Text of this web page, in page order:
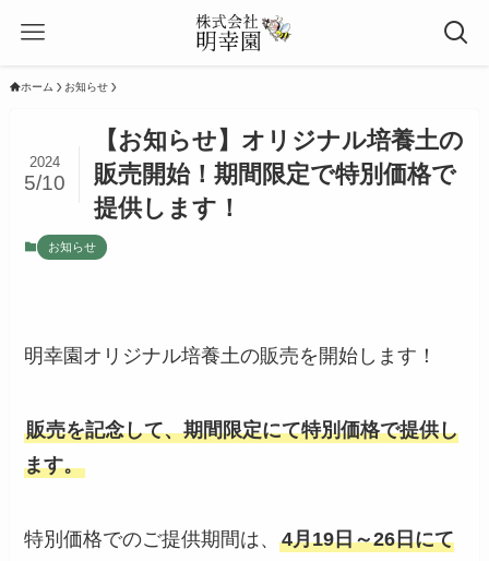
ホーム お知らせ
【お知らせ】オリジナル培養土の
販売開始！期間限定で特別価格で
提供します！
2024
5/10
お知らせ
明幸園オリジナル培養土の販売を開始します！
販売を記念して、期間限定にて特別価格で提供し
ます。
特別価格でのご提供期間は、4月19日～26日にて